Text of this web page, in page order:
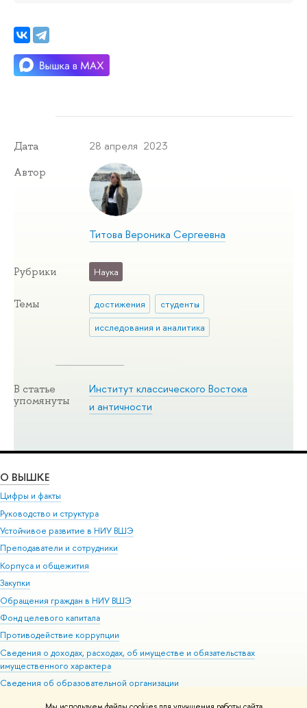
Дата 28 апреля 2023
Автор
Титова Вероника Сергеевна
Рубрики Наука
Темы достижения
студенты
исследования и аналитика
В статье
упомянуты
Институт классического Востока
и античности
О ВЫШКЕ
Цифры и факты
Руководство и структура
Устойчивое развитие в НИУ ВШЭ
Преподаватели и сотрудники
Корпуса и общежития
Закупки
Обращения граждан в НИУ ВШЭ
Фонд целевого капитала
Противодействие коррупции
Сведения о доходах, расходах, об имуществе и обязательствах
имущественного характера
Сведения об образовательной организации
Людям с ограниченными возможностями здоровья